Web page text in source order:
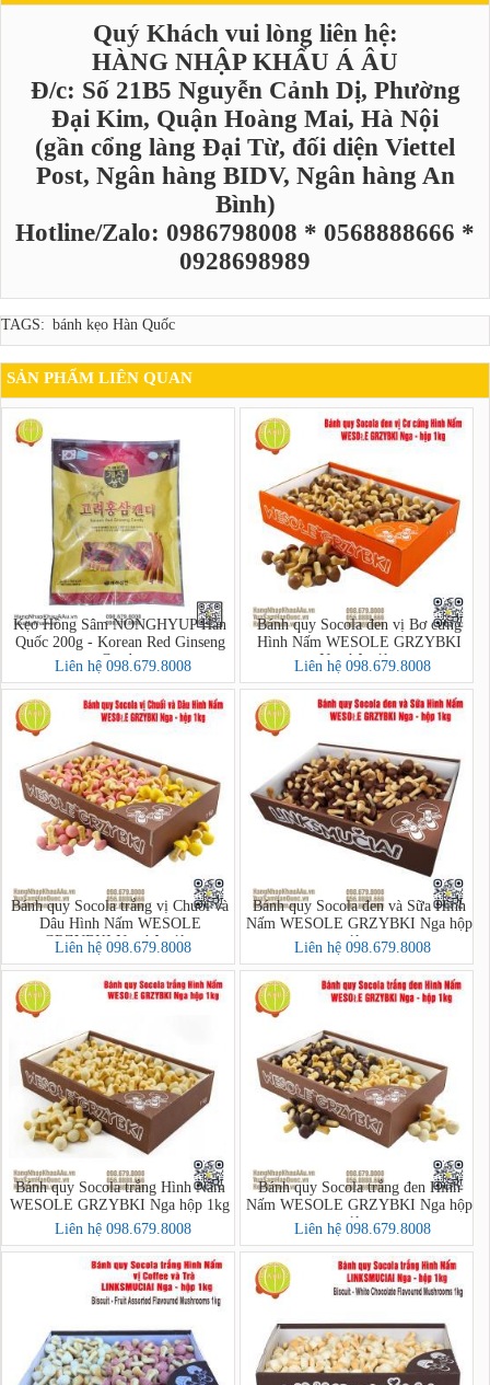
Quý Khách vui lòng liên hệ:
HÀNG NHẬP KHẨU Á ÂU
Đ/c: Số 21B5 Nguyễn Cảnh Dị, Phường
Đại Kim, Quận Hoàng Mai, Hà Nội
(gần cổng làng Đại Từ, đối diện Viettel
Post, Ngân hàng BIDV, Ngân hàng An
Bình)
Hotline/Zalo: 0986798008 * 0568888666 *
0928698989
TAGS: bánh kẹo Hàn Quốc
SẢN PHẨM LIÊN QUAN
Kẹo Hồng Sâm NONGHYUP Hàn
Quốc 200g - Korean Red Ginseng
Candy
Liên hệ 098.679.8008
Bánh quy Socola đen vị Bơ cứng
Hình Nấm WESOLE GRZYBKI
Nga hộp 1kg
Liên hệ 098.679.8008
Bánh quy Socola trắng vị Chuối và
Dâu Hình Nấm WESOLE
GRZYBKI Nga hộp 1kg
Liên hệ 098.679.8008
Bánh quy Socola đen và Sữa Hình
Nấm WESOLE GRZYBKI Nga hộp
1kg
Liên hệ 098.679.8008
Bánh quy Socola trắng Hình Nấm
WESOLE GRZYBKI Nga hộp 1kg
Liên hệ 098.679.8008
Bánh quy Socola trắng đen Hình
Nấm WESOLE GRZYBKI Nga hộp
1kg
Liên hệ 098.679.8008